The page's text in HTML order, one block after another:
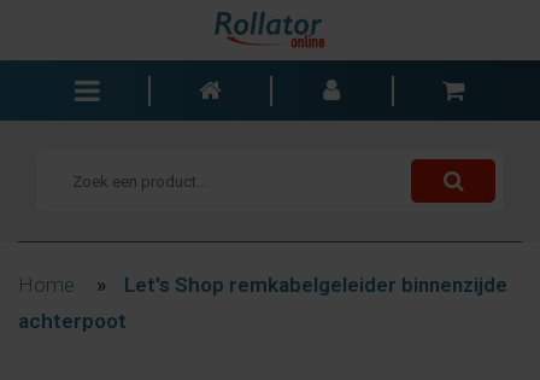
Rolstoelen
Trolleys
Home »
Let's Shop remkabelgeleider binnenzijde
achterpoot